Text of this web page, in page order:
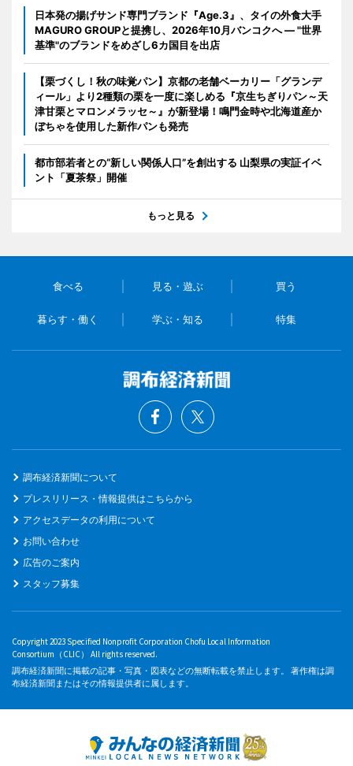
日本発の揚げサンド専門ブランド『Age.3』、タイの外食大手
MAGURO GROUPと提携し、2026年10月バンコクへ ― "世界
基準"のブランドをめざし6カ国目を出店
【栗づくし！秋の味覚パン】京都の老舗ベーカリー「グランデ
ィール」より2種類の栗を一度に楽しめる『京生ちぎりパン～天
津甘栗とマロンメラッセ～』が新登場！鳴門金時や北海道産か
ぼちゃを使用した新作パンも発売
都市部若者との“新しい関係人口”を創出する 山梨県の実証イベ
ント「夏茶祭」開催
もっと見る
食べる 見る・遊ぶ 買う
暮らす・働く 学ぶ・知る 特集
調布経済新聞について
プレスリリース・情報提供はこちらから
アクセスデータの利用について
お問い合わせ
広告のご案内
スタッフ募集
Copyright 2023 Specified Nonprofit Corporation Chofu Local Information
Consortium（CLIC） All rights reserved.
調布経済新聞に掲載の記事・写真・図表などの無断転載を禁止します。 著作権は調
布経済新聞またはその情報提供者に属します。